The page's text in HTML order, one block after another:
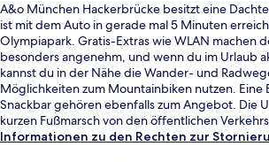
A&o München Hackerbrücke besitzt eine
ist mit dem Auto in gerade mal 5 Minuten
Olympiapark. Gratis-Extras wie WLAN machen
besonders angenehm, und wenn du im Urlaub
kannst du in der Nähe die Wander- und
Möglichkeiten zum Mountainbiken nutzen. Eine
Snackbar gehören ebenfalls zum Angebot. Die
kurzen Fußmarsch von den öffentlichen
zur U-Bahn sind es wenige Schritte
Informationen zu den Rechten zur